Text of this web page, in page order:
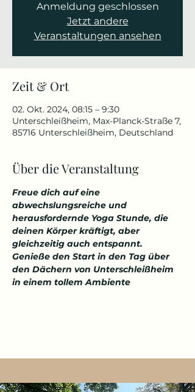
Anmeldung geschlossen
Jetzt andere
Veranstaltungen ansehen
Zeit & Ort
02. Okt. 2024, 08:15 – 9:30
Unterschleißheim, Max-Planck-Straße 7,
85716 Unterschleißheim, Deutschland
Über die Veranstaltung
Freue dich auf eine
abwechslungsreiche und
herausfordernde Yoga Stunde, die
deinen Körper kräftigt, aber
gleichzeitig auch entspannt.
Genieße den Start in den Tag über
den Dächern von Unterschleißheim
in einem tollem Ambiente